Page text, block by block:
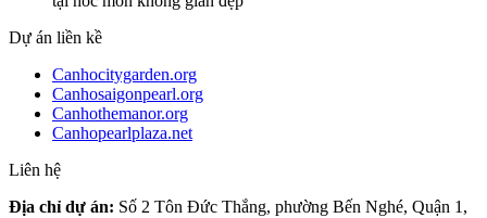
Dự án liền kề
Canhocitygarden.org
Canhosaigonpearl.org
Canhothemanor.org
Canhopearlplaza.net
Liên hệ
Địa chỉ dự án: Số 2 Tôn Đức Thắng, phường Bến Nghé, Quận 1,